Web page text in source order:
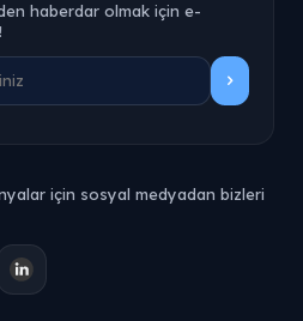
haberdar olmak için e-
için sosyal medyadan bizleri